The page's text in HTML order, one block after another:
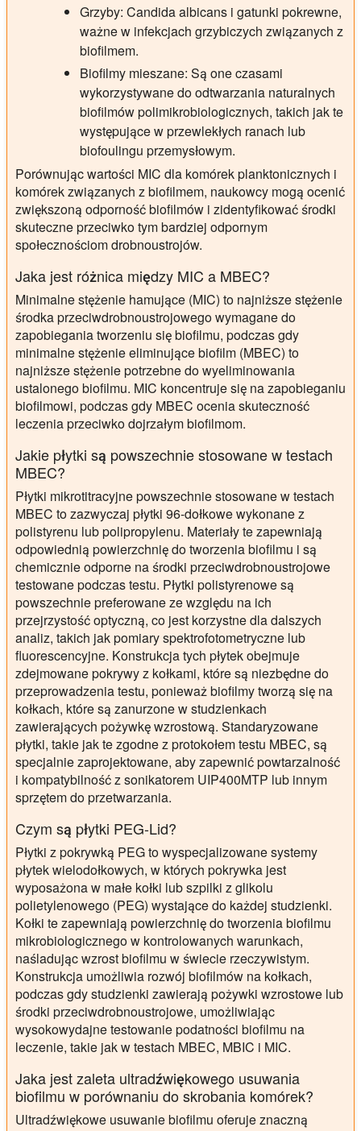
Grzyby: Candida albicans i gatunki pokrewne,
ważne w infekcjach grzybiczych związanych z
biofilmem.
Biofilmy mieszane: Są one czasami
wykorzystywane do odtwarzania naturalnych
biofilmów polimikrobiologicznych, takich jak te
występujące w przewlekłych ranach lub
biofoulingu przemysłowym.
Porównując wartości MIC dla komórek planktonicznych i
komórek związanych z biofilmem, naukowcy mogą ocenić
zwiększoną odporność biofilmów i zidentyfikować środki
skuteczne przeciwko tym bardziej odpornym
społecznościom drobnoustrojów.
Jaka jest różnica między MIC a MBEC?
Minimalne stężenie hamujące (MIC) to najniższe stężenie
środka przeciwdrobnoustrojowego wymagane do
zapobiegania tworzeniu się biofilmu, podczas gdy
minimalne stężenie eliminujące biofilm (MBEC) to
najniższe stężenie potrzebne do wyeliminowania
ustalonego biofilmu. MIC koncentruje się na zapobieganiu
biofilmowi, podczas gdy MBEC ocenia skuteczność
leczenia przeciwko dojrzałym biofilmom.
Jakie płytki są powszechnie stosowane w testach
MBEC?
Płytki mikrotitracyjne powszechnie stosowane w testach
MBEC to zazwyczaj płytki 96-dołkowe wykonane z
polistyrenu lub polipropylenu. Materiały te zapewniają
odpowiednią powierzchnię do tworzenia biofilmu i są
chemicznie odporne na środki przeciwdrobnoustrojowe
testowane podczas testu. Płytki polistyrenowe są
powszechnie preferowane ze względu na ich
przejrzystość optyczną, co jest korzystne dla dalszych
analiz, takich jak pomiary spektrofotometryczne lub
fluorescencyjne. Konstrukcja tych płytek obejmuje
zdejmowane pokrywy z kołkami, które są niezbędne do
przeprowadzenia testu, ponieważ biofilmy tworzą się na
kołkach, które są zanurzone w studzienkach
zawierających pożywkę wzrostową. Standaryzowane
płytki, takie jak te zgodne z protokołem testu MBEC, są
specjalnie zaprojektowane, aby zapewnić powtarzalność
i kompatybilność z sonikatorem UIP400MTP lub innym
sprzętem do przetwarzania.
Czym są płytki PEG-Lid?
Płytki z pokrywką PEG to wyspecjalizowane systemy
płytek wielodołkowych, w których pokrywka jest
wyposażona w małe kołki lub szpilki z glikolu
polietylenowego (PEG) wystające do każdej studzienki.
Kołki te zapewniają powierzchnię do tworzenia biofilmu
mikrobiologicznego w kontrolowanych warunkach,
naśladując wzrost biofilmu w świecie rzeczywistym.
Konstrukcja umożliwia rozwój biofilmów na kołkach,
podczas gdy studzienki zawierają pożywki wzrostowe lub
środki przeciwdrobnoustrojowe, umożliwiając
wysokowydajne testowanie podatności biofilmu na
leczenie, takie jak w testach MBEC, MBIC i MIC.
Jaka jest zaleta ultradźwiękowego usuwania
biofilmu w porównaniu do skrobania komórek?
Ultradźwiękowe usuwanie biofilmu oferuje znaczną